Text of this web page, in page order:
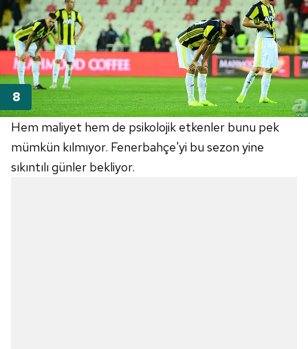
Hem maliyet hem de psikolojik etkenler bunu pek
mümkün kılmıyor. Fenerbahçe'yi bu sezon yine
sıkıntılı günler bekliyor.